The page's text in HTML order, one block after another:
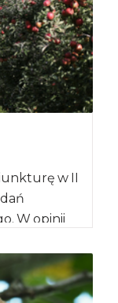
w II
W opinii